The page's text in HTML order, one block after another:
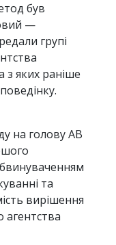
був
—
групі
з яких раніше
на голову АВ
та
вирішення
агентства